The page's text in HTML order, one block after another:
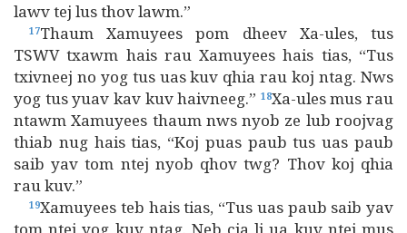
lawv tej lus thov lawm.”
17Thaum Xamuyees pom dheev Xa-ules, tus
TSWV txawm hais rau Xamuyees hais tias, “Tus
txivneej no yog tus uas kuv qhia rau koj ntag. Nws
yog tus yuav kav kuv haivneeg.” 18Xa-ules mus rau
ntawm Xamuyees thaum nws nyob ze lub roojvag
thiab nug hais tias, “Koj puas paub tus uas paub
saib yav tom ntej nyob qhov twg? Thov koj qhia
rau kuv.”
19Xamuyees teb hais tias, “Tus uas paub saib yav